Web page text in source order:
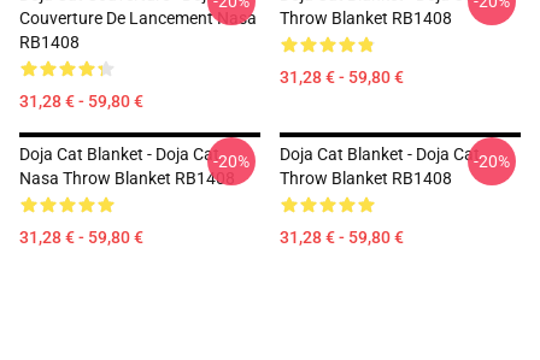
Couverture De Lancement Nasa
RB1408
31,28 € - 59,80 €
Throw Blanket RB1408
31,28 € - 59,80 €
Doja Cat Blanket - Doja Cat
Nasa Throw Blanket RB1408
31,28 € - 59,80 €
-20%
Doja Cat Blanket - Doja Cat
Throw Blanket RB1408
31,28 € - 59,80 €
-20%